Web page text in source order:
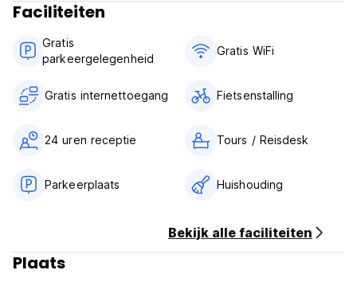
Btw inbegrepen
Ontbijt niet inbegrepen
Algemeen:
24 uur receptie.
Geen bijzondere voorwaarden (Auto-translated from original
Faciliteiten
Gratis
parkeergelegenheid
Gratis WiFi
Gratis internettoegang Fietsenstalling
24 uren receptie Tours / Reisdesk
Parkeerplaats Huishouding
Bekijk alle faciliteiten
Plaats